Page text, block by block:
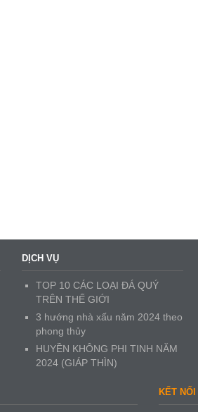
DỊCH VỤ
TOP 10 CÁC LOẠI ĐÁ QUÝ
TRÊN THẾ GIỚI
3 hướng nhà xấu năm 2024 theo
phong thủy
HUYỀN KHÔNG PHI TINH NĂM
2024 (GIÁP THÌN)
KẾT NỐI